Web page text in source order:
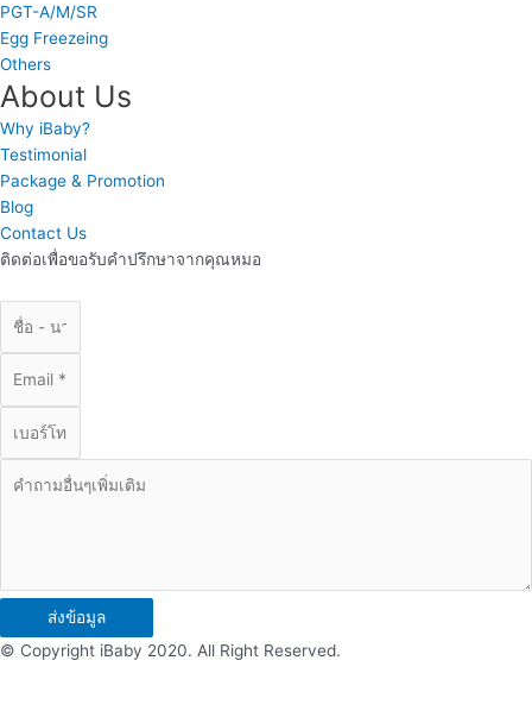
PGT-A/M/SR
Egg Freezeing
Others
About Us
Why iBaby?
Testimonial
Package & Promotion
Blog
Contact Us
ติดต่อเพื่อขอรับคำปรึกษาจากคุณหมอ
ส่งข้อมูล
© Copyright iBaby 2020. All Right Reserved.